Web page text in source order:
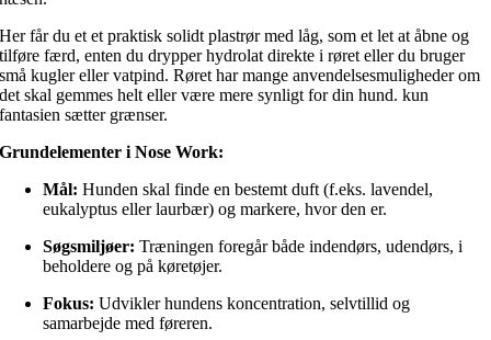
Her får du et et praktisk solidt plastrør med låg, som et let at åbne og
tilføre færd, enten du drypper hydrolat direkte i røret eller du bruger
små kugler eller vatpind. Røret har mange anvendelsesmuligheder om
det skal gemmes helt eller være mere synligt for din hund. kun
fantasien sætter grænser.
Grundelementer i Nose Work:
Mål: Hunden skal finde en bestemt duft (f.eks. lavendel,
eukalyptus eller laurbær) og markere, hvor den er.
Søgsmiljøer: Træningen foregår både indendørs, udendørs, i
beholdere og på køretøjer.
Fokus: Udvikler hundens koncentration, selvtillid og
samarbejde med føreren.